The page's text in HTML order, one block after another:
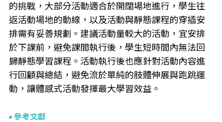
的挑戰，大部分活動適合於開闊場地進行，學生往
返活動場地的動線，以及活動與靜態課程的穿插安
排需有妥善規劃。建議活動量較大的活動，宜安排
於下課前，避免課間執行後，學生短時間內無法回
歸靜態學習課程。活動執行後也應針對活動內容進
行回顧與總結，避免流於單純的肢體伸展與跑跳運
動，讓體感式活動發揮最大學習效益。
參考文獻